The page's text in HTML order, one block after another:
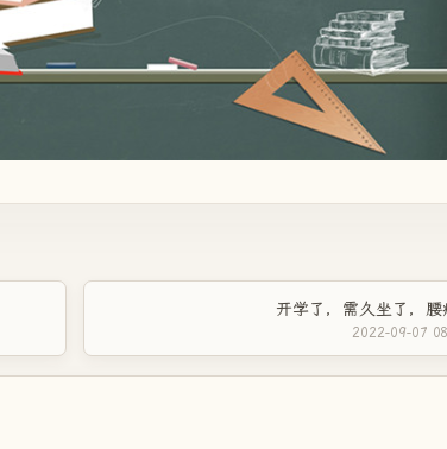
开学了，需久坐了，腰
2022-09-07